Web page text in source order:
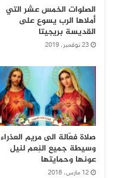
الصلوات الخمس عشر التي
أملاها الرب يسوع على
القديسة بريجيتا
23 نوفمبر، 2019
صلاة فعّالة الى مريم العذراء
وسيطة جميع النِعم لنيل
عونها وحمايتها
12 مارس، 2018